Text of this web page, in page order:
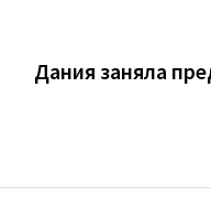
Дания заняла